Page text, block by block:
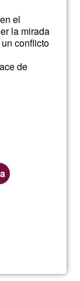
el
la mirada
conflicto
de
Educar